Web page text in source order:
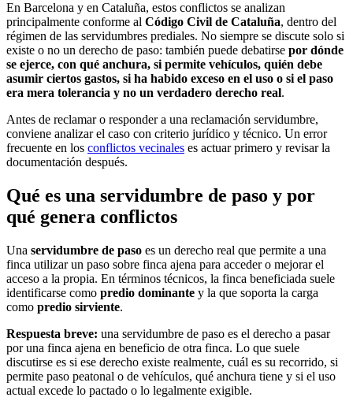
En Barcelona y en Cataluña, estos conflictos se analizan
principalmente conforme al Código Civil de Cataluña, dentro del
régimen de las servidumbres prediales. No siempre se discute solo si
existe o no un derecho de paso: también puede debatirse por dónde
se ejerce, con qué anchura, si permite vehículos, quién debe
asumir ciertos gastos, si ha habido exceso en el uso o si el paso
era mera tolerancia y no un verdadero derecho real.
Antes de reclamar o responder a una reclamación servidumbre,
conviene analizar el caso con criterio jurídico y técnico. Un error
frecuente en los conflictos vecinales es actuar primero y revisar la
documentación después.
Qué es una servidumbre de paso y por
qué genera conflictos
Una servidumbre de paso es un derecho real que permite a una
finca utilizar un paso sobre finca ajena para acceder o mejorar el
acceso a la propia. En términos técnicos, la finca beneficiada suele
identificarse como predio dominante y la que soporta la carga
como predio sirviente.
Respuesta breve: una servidumbre de paso es el derecho a pasar
por una finca ajena en beneficio de otra finca. Lo que suele
discutirse es si ese derecho existe realmente, cuál es su recorrido, si
permite paso peatonal o de vehículos, qué anchura tiene y si el uso
actual excede lo pactado o lo legalmente exigible.